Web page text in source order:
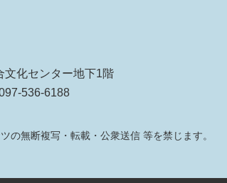
化センター地下1階
536-6188
の無断複写・転載・公衆送信 等を禁じます。